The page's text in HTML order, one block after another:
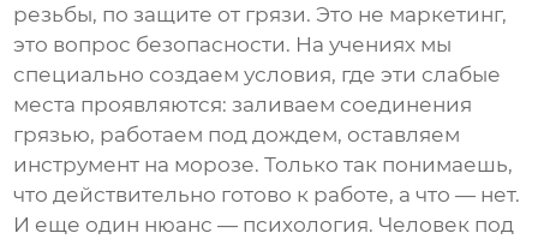
резьбы, по защите от грязи. Это не маркетинг,
это вопрос безопасности. На учениях мы
специально создаем условия, где эти слабые
места проявляются: заливаем соединения
грязью, работаем под дождем, оставляем
инструмент на морозе. Только так понимаешь,
что действительно готово к работе, а что — нет.
И еще один нюанс — психология. Человек под